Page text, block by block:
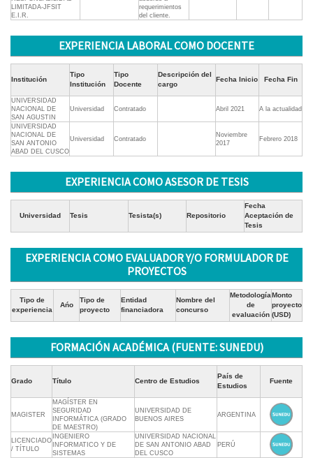
LIMITADA-JFSIT
E.I.R.
requerimientos
del cliente.
EXPERIENCIA LABORAL COMO DOCENTE
Institución
Tipo
Institución
Tipo
Docente
Descripción del
cargo
Fecha Inicio Fecha Fin
UNIVERSIDAD
NACIONAL DE
SAN AGUSTIN
Universidad Contratado Abril 2021 A la actualidad
UNIVERSIDAD
NACIONAL DE
SAN ANTONIO
ABAD DEL CUSCO
Universidad Contratado
Noviembre
2017
Febrero 2018
EXPERIENCIA COMO ASESOR DE TESIS
Universidad Tesis Tesista(s) Repositorio
Fecha
Aceptación de
Tesis
EXPERIENCIA COMO EVALUADOR Y/O FORMULADOR DE
PROYECTOS
Tipo de
experiencia
Ańo
Tipo de
proyecto
Entidad
financiadora
Nombre del
concurso
Metodología
de
evaluación
Monto
proyecto
(USD)
FORMACIÓN ACADÉMICA (FUENTE: SUNEDU)
Grado Título Centro de Estudios
País de
Estudios
Fuente
MAGISTER
MAGÍSTER EN
SEGURIDAD
INFORMÁTICA (GRADO
DE MAESTRO)
UNIVERSIDAD DE
BUENOS AIRES
ARGENTINA
LICENCIADO
/ TÍTULO
INGENIERO
INFORMATICO Y DE
SISTEMAS
UNIVERSIDAD NACIONAL
DE SAN ANTONIO ABAD
DEL CUSCO
PERÚ